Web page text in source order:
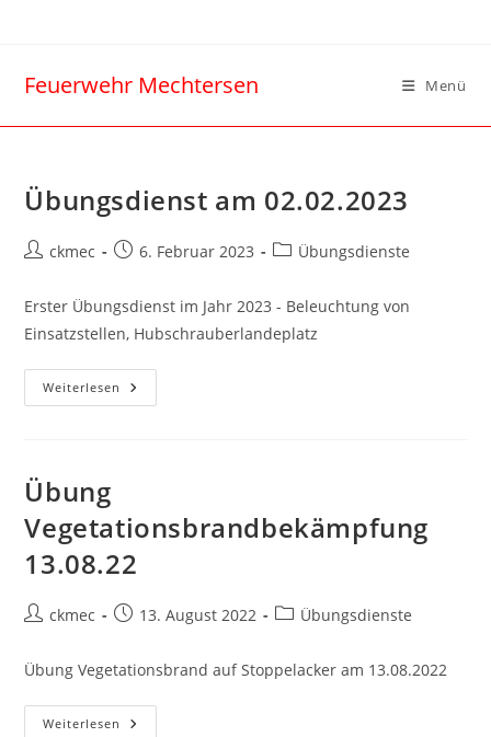
Feuerwehr Mechtersen Menü
Übungsdienst am 02.02.2023
ckmec 6. Februar 2023 Übungsdienste
Erster Übungsdienst im Jahr 2023 - Beleuchtung von
Einsatzstellen, Hubschrauberlandeplatz
Weiterlesen
Übung
Vegetationsbrandbekämpfung
13.08.22
ckmec 13. August 2022 Übungsdienste
Übung Vegetationsbrand auf Stoppelacker am 13.08.2022
Weiterlesen